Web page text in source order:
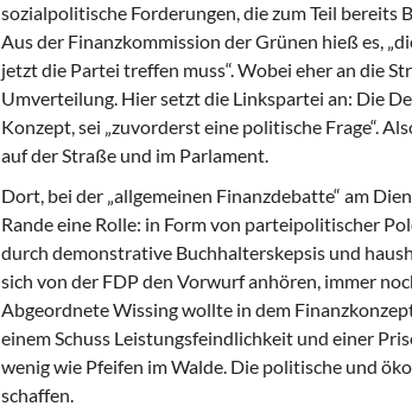
sozialpolitische Forderungen, die zum Teil bereits
Aus der Finanzkommission der Grünen hieß es,
jetzt die Partei treffen muss“. Wobei eher an die
Umverteilung. Hier setzt die Linkspartei an: Die
Konzept, sei „zuvorderst eine politische Frage“.
auf der Straße und im Parlament.
Dort, bei der „allgemeinen Finanzdebatte“ am
Rande eine Rolle: in Form von parteipolitischer
durch demonstrative Buchhalterskepsis und
sich von der FDP den Vorwurf anhören, immer
Abgeordnete Wissing wollte in dem
einem Schuss Leistungsfeindlichkeit und einer
wenig wie Pfeifen im Walde. Die politische und
schaffen.